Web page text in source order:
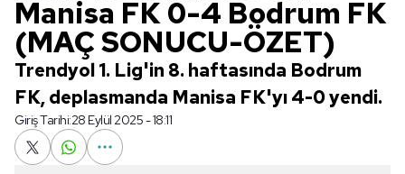
Manisa FK 0-4 Bodrum FK
(MAÇ SONUCU-ÖZET)
Trendyol 1. Lig'in 8. haftasında Bodrum
FK, deplasmanda Manisa FK'yı 4-0 yendi.
Giriş Tarihi:28 Eylül 2025 - 18:11